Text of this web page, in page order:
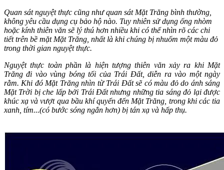
Quan sát nguyệt thực cũng như quan sát Mặt Trăng bình thường,
không yêu cầu dụng cụ bảo hộ nào. Tuy nhiên sử dụng ống nhòm
hoặc kính thiên văn sẽ lý thú hơn nhiều khi có thể nhìn rõ các chi
tiết trên bề mặt Mặt Trăng, nhất là khi chúng bị nhuốm một màu đỏ
trong thời gian nguyệt thực.
Nguyệt thực toàn phần là hiện tượng thiên văn xảy ra khi Mặt
Trăng đi vào vùng bóng tối của Trái Đất, diễn ra vào một ngày
rằm. Khi đó Mặt Trăng nhìn từ Trái Đất sẽ có màu đỏ do ánh sáng
Mặt Trời bị che lấp bởi Trái Đất nhưng những tia sáng đỏ lại được
khúc xạ và vượt qua bầu khí quyển đến Mặt Trăng, trong khi các tia
xanh, tím...(có bước sóng ngắn hơn) bị tán xạ và hấp thụ.